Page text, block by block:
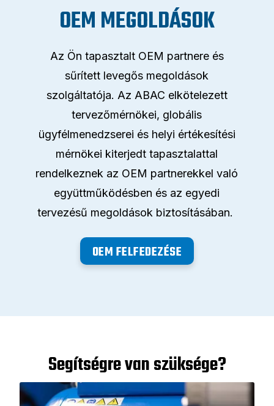
OEM MEGOLDÁSOK
Az Ön tapasztalt OEM partnere és
sűrített levegős megoldások
szolgáltatója. Az ABAC elkötelezett
tervezőmérnökei, globális
ügyfélmenedzserei és helyi értékesítési
mérnökei kiterjedt tapasztalattal
rendelkeznek az OEM partnerekkel való
együttműködésben és az egyedi
tervezésű megoldások biztosításában.
OEM FELFEDEZÉSE
Segítségre van szüksége?